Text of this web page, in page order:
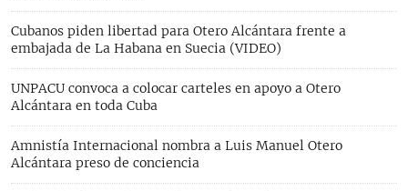
Cubanos piden libertad para Otero Alcántara frente a
embajada de La Habana en Suecia (VIDEO)
UNPACU convoca a colocar carteles en apoyo a Otero
Alcántara en toda Cuba
Amnistía Internacional nombra a Luis Manuel Otero
Alcántara preso de conciencia